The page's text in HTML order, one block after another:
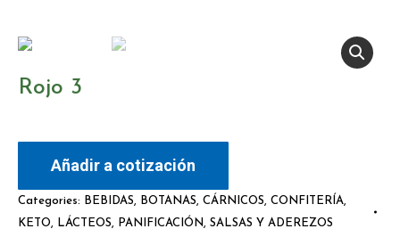
Rojo 3
Añadir a cotización
Categories: BEBIDAS, BOTANAS, CÁRNICOS, CONFITERÍA,
KETO, LÁCTEOS, PANIFICACIÓN, SALSAS Y ADEREZOS